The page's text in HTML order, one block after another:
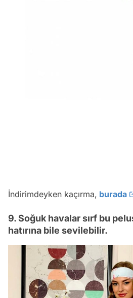
İndirimdeyken kaçırma, burada
9. Soğuk havalar sırf bu
hatırına bile sevilebilir.